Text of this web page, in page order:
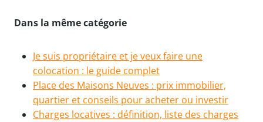
Dans la même catégorie
Je suis propriétaire et je veux faire une
colocation : le guide complet
Place des Maisons Neuves : prix immobilier,
quartier et conseils pour acheter ou investir
Charges locatives : définition, liste des charges